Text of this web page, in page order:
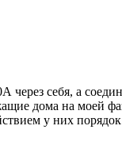
через себя, а
дома на моей
у них